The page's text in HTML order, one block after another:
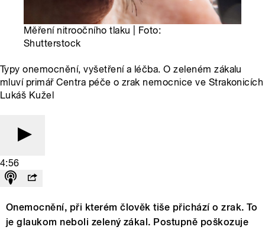
Měření nitroočního tlaku | Foto:
Shutterstock
Typy onemocnění, vyšetření a léčba. O zeleném zákalu
mluví primář Centra péče o zrak nemocnice ve Strakonicích
Lukáš Kužel
4:56
Onemocnění, při kterém člověk tiše přichází o zrak. To
je glaukom neboli zelený zákal. Postupně poškozuje